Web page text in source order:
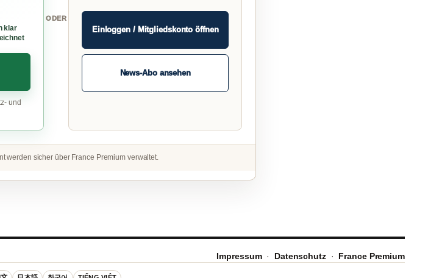
klar
und
ODER
Einloggen / Mitgliedskonto öffnen
News-Abo ansehen
werden sicher über France Premium verwaltet.
Impressum· Datenschutz· France Premium